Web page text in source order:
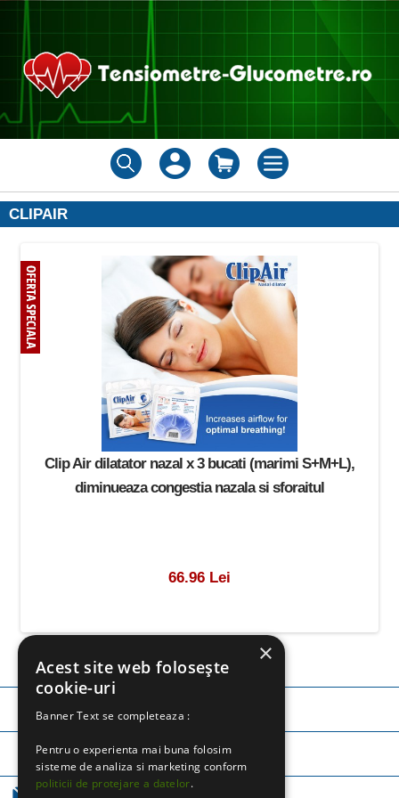
CLIPAIR
Clip Air dilatator nazal x 3 bucati (marimi S+M+L),
diminueaza congestia nazala si sforaitul
66.96 Lei
TELEFON:0757 365 250
×
Acest site web folosește
cookie-uri
Banner Text se completeaza :
Pentru o experienta mai buna folosim
sisteme de analiza si marketing conform
politicii de protejare a datelor.